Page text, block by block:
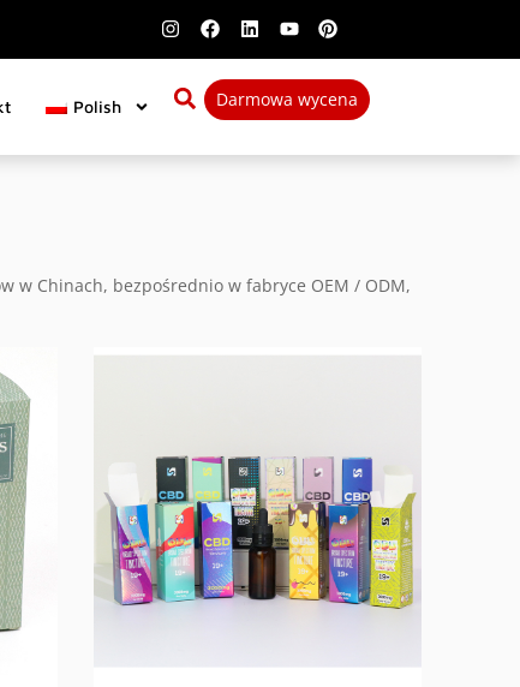
Polish Darmowa wycena
w Chinach, bezpośrednio w fabryce OEM / ODM,